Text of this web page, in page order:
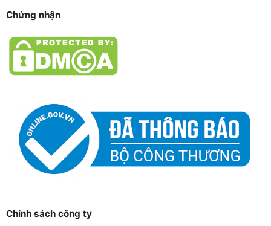
Chứng nhận
Chính sách công ty